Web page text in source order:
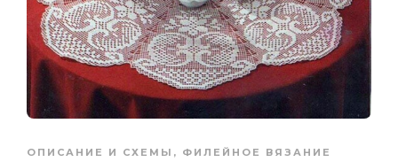
ОПИСАНИЕ И СХЕМЫ , ФИЛЕЙНОЕ ВЯЗАНИЕ